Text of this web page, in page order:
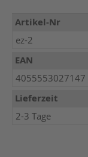
Mehr
Informationen
Artikel-Nr
ez-2
EAN
4055553027147
Lieferzeit
2-3 Tage